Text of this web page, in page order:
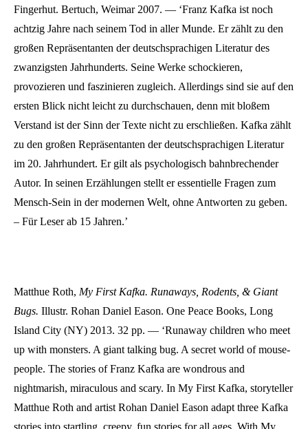
Fingerhut. Bertuch, Weimar 2007. — ‘Franz Kafka ist noch
achtzig Jahre nach seinem Tod in aller Munde. Er zählt zu den
großen Repräsentanten der deutschsprachigen Literatur des
zwanzigsten Jahrhunderts. Seine Werke schockieren,
provozieren und faszinieren zugleich. Allerdings sind sie auf den
ersten Blick nicht leicht zu durchschauen, denn mit bloßem
Verstand ist der Sinn der Texte nicht zu erschließen. Kafka zählt
zu den großen Repräsentanten der deutschsprachigen Literatur
im 20. Jahrhundert. Er gilt als psychologisch bahnbrechender
Autor. In seinen Erzählungen stellt er essentielle Fragen zum
Mensch-Sein in der modernen Welt, ohne Antworten zu geben.
– Für Leser ab 15 Jahren.’
Matthue Roth, My First Kafka. Runaways, Rodents, & Giant
Bugs. Illustr. Rohan Daniel Eason. One Peace Books, Long
Island City (NY) 2013. 32 pp. — ‘Runaway children who meet
up with monsters. A giant talking bug. A secret world of mouse-
people. The stories of Franz Kafka are wondrous and
nightmarish, miraculous and scary. In My First Kafka, storyteller
Matthue Roth and artist Rohan Daniel Eason adapt three Kafka